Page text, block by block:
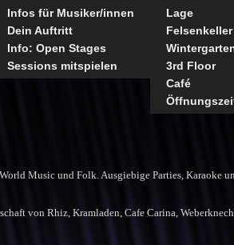
Infos für Musiker/innen
Dein Auftritt
Info: Open Stages
Sessions mitspielen
Lage
Felsenkeller
3rd Floor
Café
Music und Folk. Ausgiebige Parties, Karaoke
von Rhiz, Kramladen, Cafe Carina,